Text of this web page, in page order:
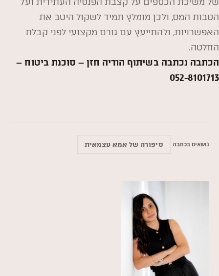
הטבות המס, ולכן מומלץ תמיד לשקול היטב את
האפשרויות, ולהתייעץ עם גורם מקצועי לפני קבלת
החלטה.
הכתבה נכתבה בשיתוף הודיה חזן – סוכנת ביטוח –
052-8101713
נושאים בכתבה סיפורה של אמא עצמאית